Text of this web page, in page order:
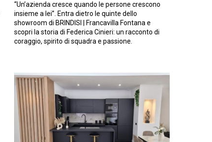
“Un’azienda cresce quando le persone crescono
insieme a lei”. Entra dietro le quinte dello
showroom di BRINDISI | Francavilla Fontana e
scopri la storia di Federica Cinieri: un racconto di
coraggio, spirito di squadra e passione.